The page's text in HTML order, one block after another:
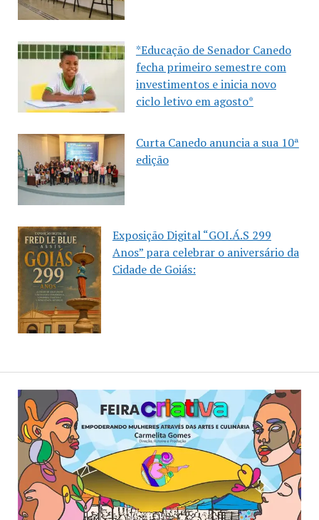
*Educação de Senador Canedo
fecha primeiro semestre com
investimentos e inicia novo
ciclo letivo em agosto*
Curta Canedo anuncia a sua 10ª
edição
Exposição Digital “GOI.Á.S 299
Anos” para celebrar o aniversário da
Cidade de Goiás: